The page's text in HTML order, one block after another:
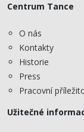
Centrum Tance
O nás
Kontakty
Historie
Press
Pracovní
Užitečné